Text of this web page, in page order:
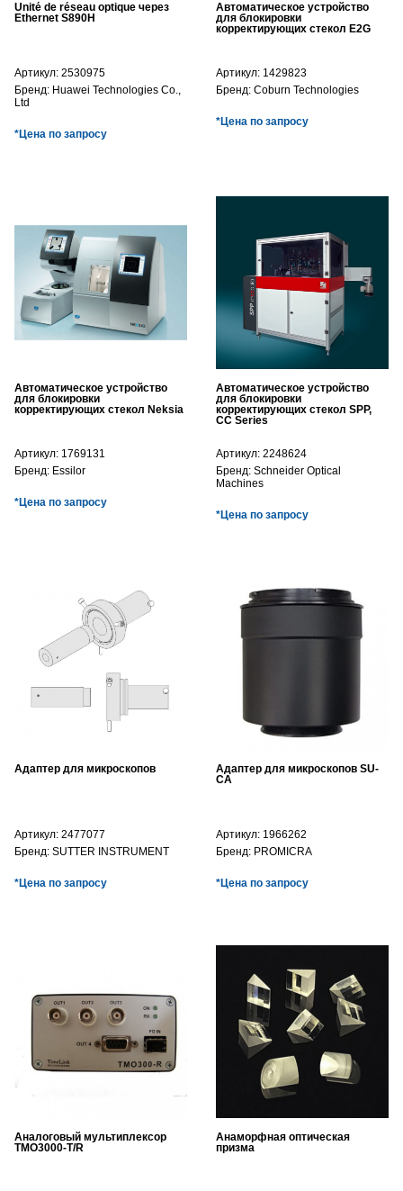
Unité de réseau optique через
Ethernet S890H
Артикул: 2530975
Бренд: Huawei Technologies Co.,
Ltd
*Цена по запросу
Автоматическое устройство
для блокировки
корректирующих стекол E2G
Артикул: 1429823
Бренд: Coburn Technologies
*Цена по запросу
Автоматическое устройство
для блокировки
корректирующих стекол Neksia
Артикул: 1769131
Бренд: Essilor
*Цена по запросу
Автоматическое устройство
для блокировки
корректирующих стекол SPP,
CC Series
Артикул: 2248624
Бренд: Schneider Optical
Machines
*Цена по запросу
Адаптер для микроскопов
Артикул: 2477077
Бренд: SUTTER INSTRUMENT
*Цена по запросу
Адаптер для микроскопов SU-
CA
Артикул: 1966262
Бренд: PROMICRA
*Цена по запросу
Аналоговый мультиплексор
TMO3000-T/R
Анаморфная оптическая
призма